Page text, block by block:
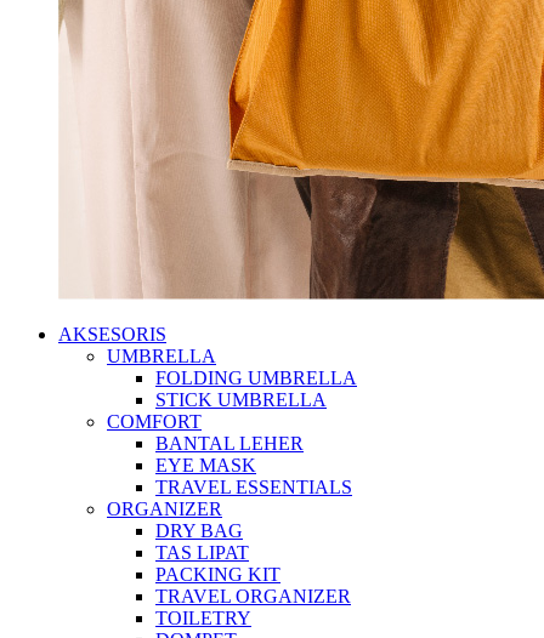
AKSESORIS
UMBRELLA
FOLDING UMBRELLA
STICK UMBRELLA
COMFORT
BANTAL LEHER
EYE MASK
TRAVEL ESSENTIALS
ORGANIZER
DRY BAG
TAS LIPAT
PACKING KIT
TRAVEL ORGANIZER
TOILETRY